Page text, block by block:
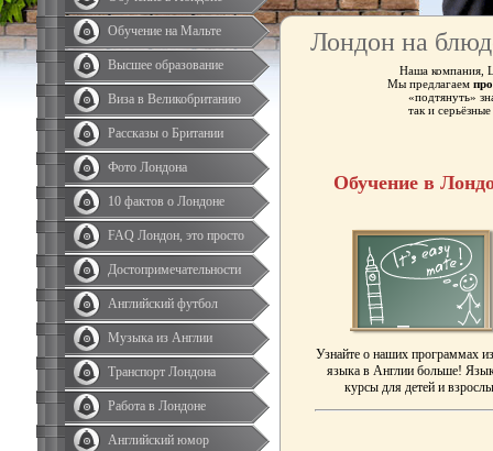
Обучение на Мальте
Высшее образование
Виза в Великобританию
Рассказы о Британии
Фото Лондона
10 фактов о Лондоне
FAQ Лондон, это просто
Достопримечательности
Английский футбол
Музыка из Англии
Транспорт Лондона
Работа в Лондоне
Английский юмор
Лондон на
Наша компания,
Мы предлагаем
«подтянуть»
так и
Обучение в
Узнайте о наших программах
языка в Англии больше!
курсы для детей и